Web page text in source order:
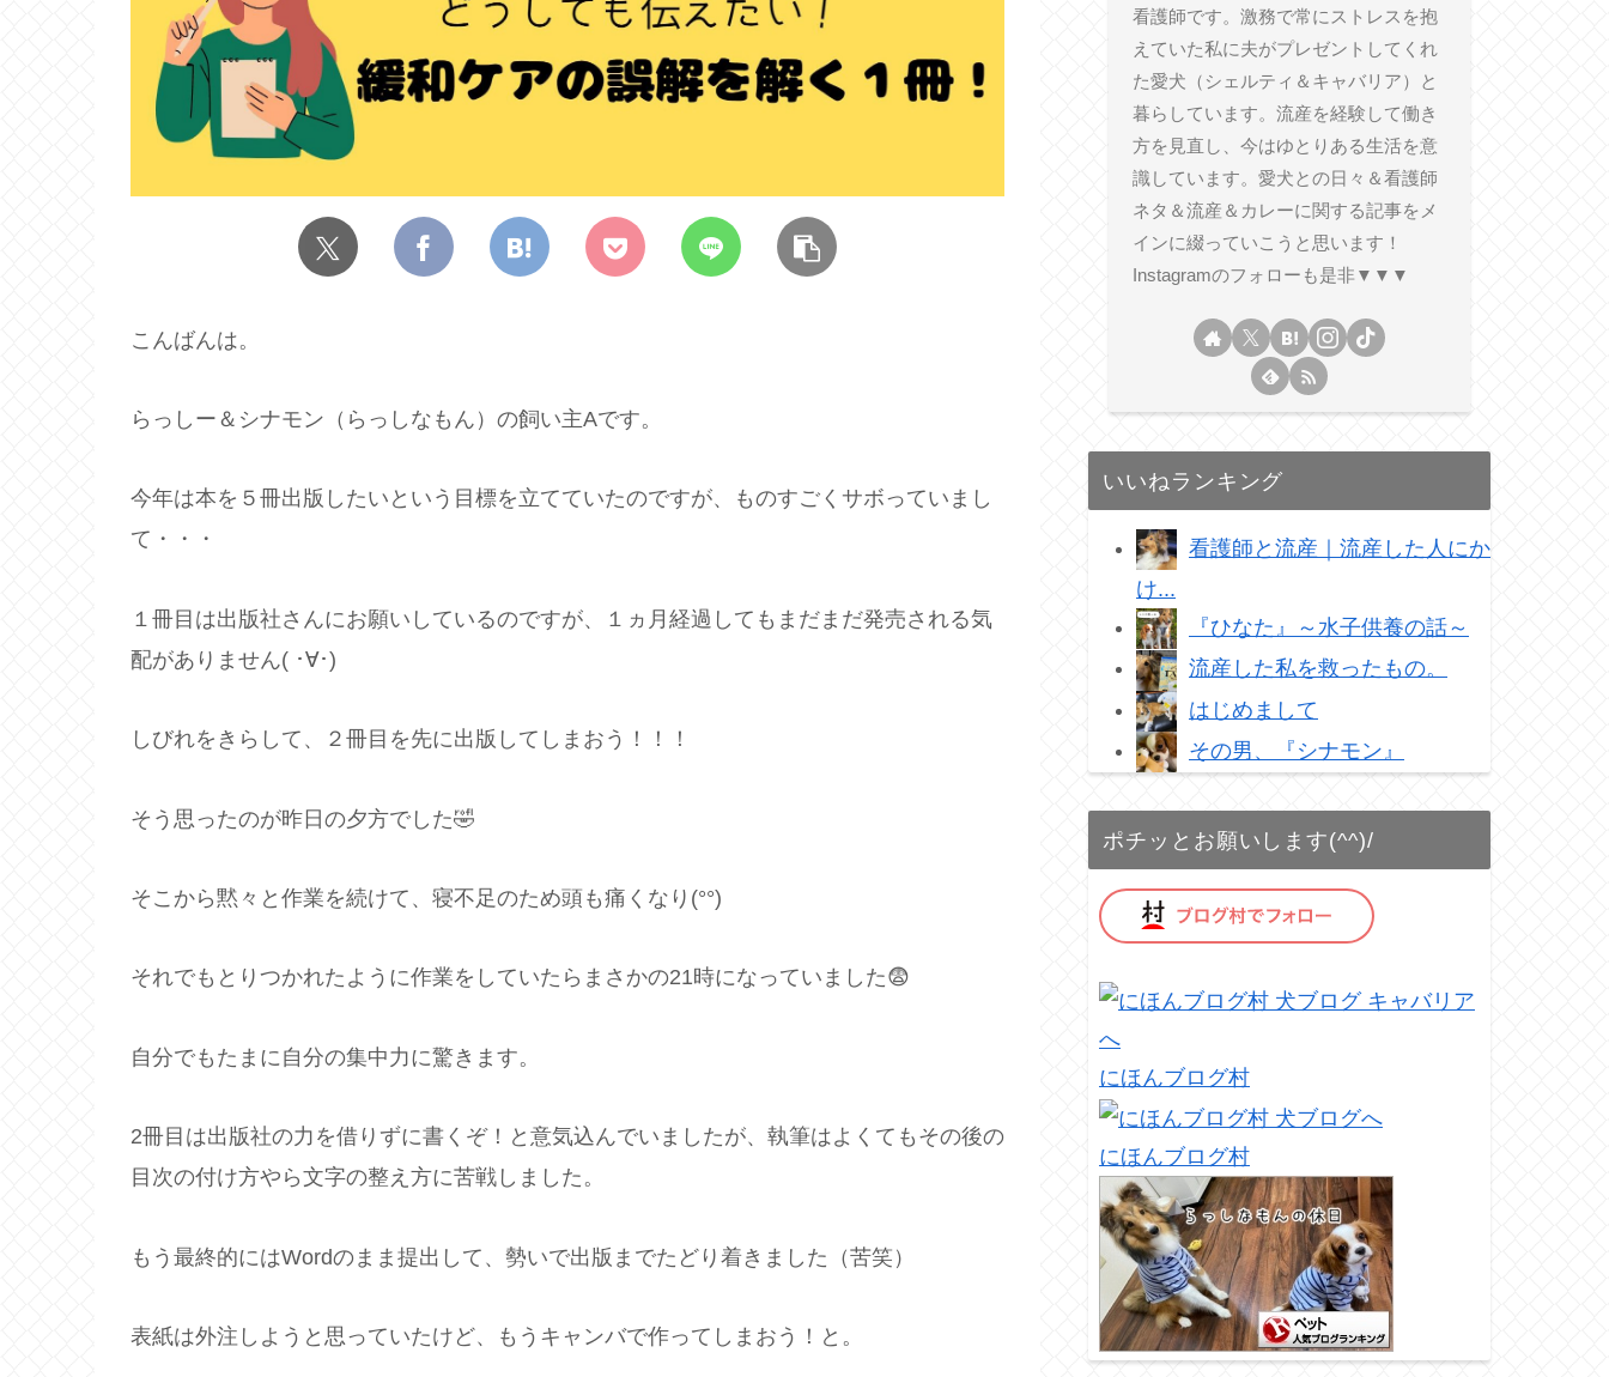
こんばんは。
らっしー＆シナモン（らっしなもん）の飼い主Aです。
今年は本を５冊出版したいという目標を立てていたのですが、ものすごくサボっていまし
て・・・
１冊目は出版社さんにお願いしているのですが、１ヵ月経過してもまだまだ発売される気
配がありません( ･∀･)
しびれをきらして、２冊目を先に出版してしまおう！！！
そう思ったのが昨日の夕方でした🤣
そこから黙々と作業を続けて、寝不足のため頭も痛くなり(°°)
それでもとりつかれたように作業をしていたらまさかの21時になっていました😨
自分でもたまに自分の集中力に驚きます。
2冊目は出版社の力を借りずに書くぞ！と意気込んでいましたが、執筆はよくてもその後の
目次の付け方やら文字の整え方に苦戦しました。
もう最終的にはWordのまま提出して、勢いで出版までたどり着きました（苦笑）
表紙は外注しようと思っていたけど、もうキャンバで作ってしまおう！と。
看護師です。激務で常にストレスを抱
えていた私に夫がプレゼントしてくれ
た愛犬（シェルティ＆キャバリア）と
暮らしています。流産を経験して働き
方を見直し、今はゆとりある生活を意
識しています。愛犬との日々＆看護師
ネタ＆流産＆カレーに関する記事をメ
インに綴っていこうと思います！
Instagramのフォローも是非▼▼▼
いいねランキング
看護師と流産｜流産した人にか
け...
『ひなた』～水子供養の話～
流産した私を救ったもの。
はじめまして
その男、『シナモン』
ポチッとお願いします(^^)/
にほんブログ村
にほんブログ村